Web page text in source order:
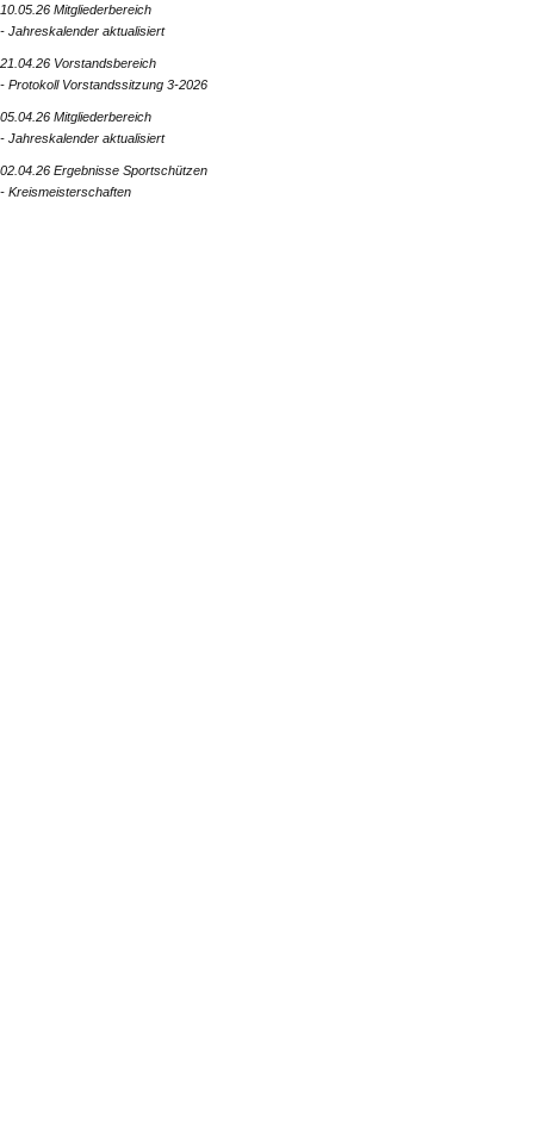
10.05.26 Mitgliederbereich
- Jahreskalender aktualisiert
21.04.26 Vorstandsbereich
- Protokoll Vorstandssitzung 3-2026
05.04.26 Mitgliederbereich
- Jahreskalender aktualisiert
02.04.26 Ergebnisse Sportschützen
- Kreismeisterschaften